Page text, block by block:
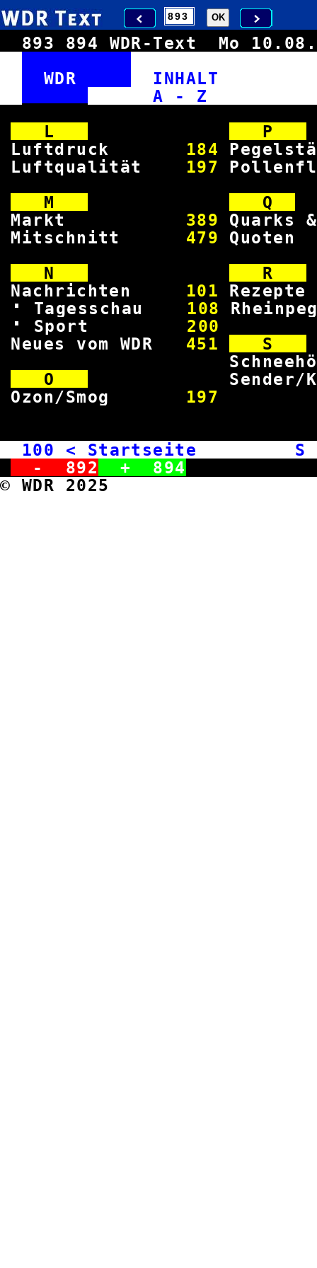
893 894 WDR-Text Mo
WDR
INHALT
A -
L
P
Luftdruck 184
Luftqualität 197
M
Q
Markt 389
Mitschnitt 479
N
R
Nachrichten 101
Tagesschau 108
Sport 200
Neues vom WDR 451
S
O
Ozon/Smog 197
100 < Startseite S
- 892 + 894
© WDR 2025